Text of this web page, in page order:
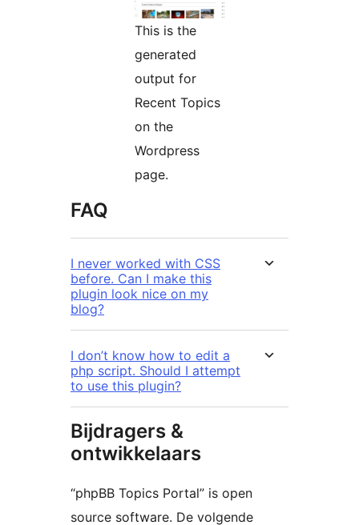
This is the
generated
output for
Recent Topics
on the
Wordpress
page.
FAQ
I never worked with CSS
before. Can I make this
plugin look nice on my
blog?
I don’t know how to edit a
php script. Should I attempt
to use this plugin?
Bijdragers &
ontwikkelaars
“phpBB Topics Portal” is open
source software. De volgende